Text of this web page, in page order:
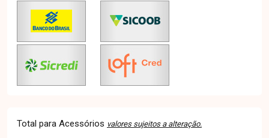
Total para Acessórios valores sujeitos a alteração.